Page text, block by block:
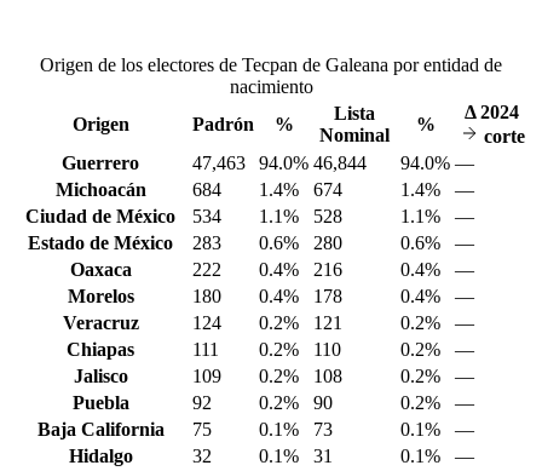
Origen de los electores de Tecpan de Galeana por entidad de
nacimiento
Origen
Padrón %
Lista
Nominal
%
Δ2024
corte
Guerrero
47,463 94.0% 46,844 94.0% —
Michoacán
684 1.4% 674 1.4%
—
Ciudad de México
534 1.1% 528 1.1%
—
Estado de México
283 0.6% 280 0.6%
—
Oaxaca
222 0.4% 216 0.4%
—
Morelos
180 0.4% 178 0.4%
—
Veracruz
124 0.2% 121 0.2%
—
Chiapas
111 0.2% 110 0.2%
—
Jalisco
109 0.2% 108 0.2%
—
Puebla
92 0.2% 90 0.2%
—
Baja California
75 0.1% 73 0.1%
—
Hidalgo
32 0.1% 31 0.1%
—